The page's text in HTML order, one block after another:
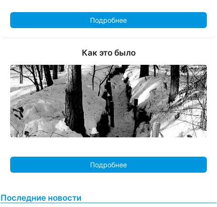
Подробнее
Как это было
Подробнее
Последние новости